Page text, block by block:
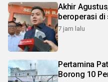
Akhir
beroperasi di
7 jam lalu
Pertamina
Borong 10